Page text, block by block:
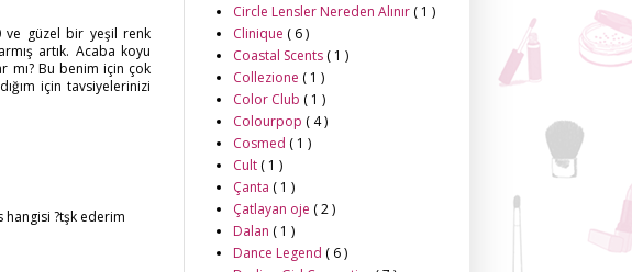
ve güzel bir yeşil renk
artık. Acaba koyu
mı? Bu benim için çok
için tavsiyelerinizi
?tşk ederim
Circle Lensler Nereden Alınır ( 1 )
Clinique ( 6 )
Coastal Scents ( 1 )
Collezione ( 1 )
Color Club ( 1 )
Colourpop ( 4 )
Cosmed ( 1 )
Cult ( 1 )
Çanta ( 1 )
Çatlayan oje ( 2 )
Dalan ( 1 )
Dance Legend ( 6 )